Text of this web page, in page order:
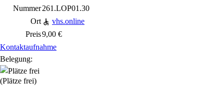
Nummer261.LOP01.30
Ort
vhs.online
Preis9,00 €
Kontaktaufnahme
Belegung:
(Plätze frei)